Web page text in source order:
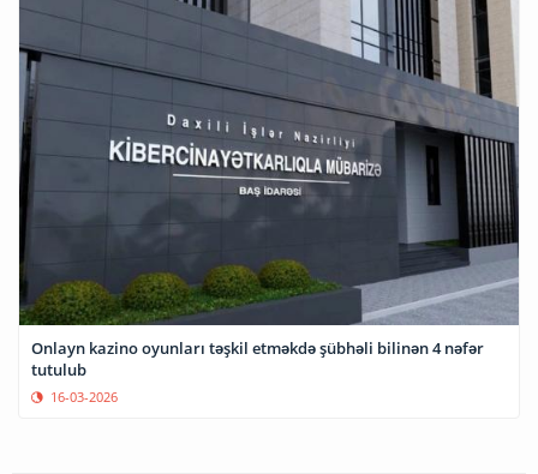
Onlayn kazino oyunları təşkil etməkdə şübhəli bilinən 4 nəfər
tutulub
16-03-2026